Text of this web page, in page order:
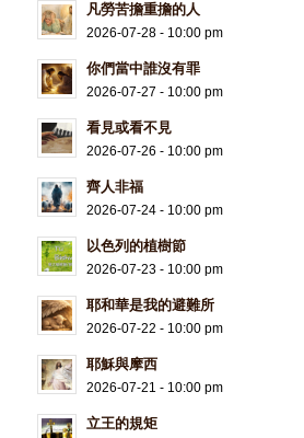
凡勞苦擔重擔的人
2026-07-28 - 10:00 pm
你們當中誰沒有罪
2026-07-27 - 10:00 pm
看見或看不見
2026-07-26 - 10:00 pm
齊人非福
2026-07-24 - 10:00 pm
以色列的植樹節
2026-07-23 - 10:00 pm
耶和華是我的避難所
2026-07-22 - 10:00 pm
耶穌與摩西
2026-07-21 - 10:00 pm
立王的規矩